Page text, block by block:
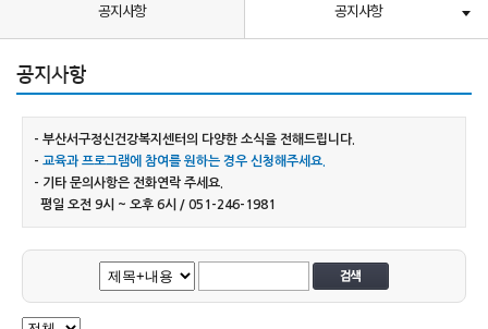
공지사항 공지사항
공지사항
- 부산서구정신건강복지센터의 다양한 소식을 전해드립니다.
- 교육과 프로그램에 참여를 원하는 경우 신청해주세요.
- 기타 문의사항은 전화연락 주세요.
평일 오전 9시 ~ 오후 6시 / 051-246-1981